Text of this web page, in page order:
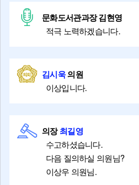
문화도서관과장 김현영
적극 노력하겠습니다.
김시욱의원
이상입니다.
의장최길영
수고하셨습니다.
다음 질의하실 의원님?
이상우 의원님.